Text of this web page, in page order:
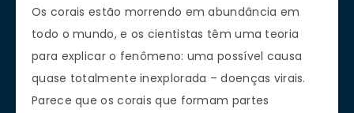
Os corais estão morrendo em abundância em
todo o mundo, e os cientistas têm uma teoria
para explicar o fenômeno: uma possível causa
quase totalmente inexplorada – doenças virais.
Parece que os corais que formam partes